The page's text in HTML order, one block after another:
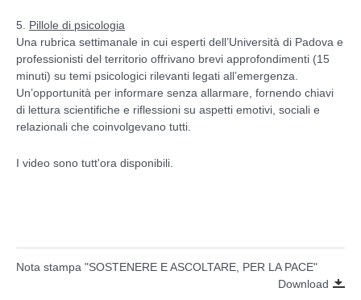
5. Pillole di psicologia
Una rubrica settimanale in cui esperti dell’Università di Padova e
professionisti del territorio offrivano brevi approfondimenti (15
minuti) su temi psicologici rilevanti legati all’emergenza.
Un’opportunità per informare senza allarmare, fornendo chiavi
di lettura scientifiche e riflessioni su aspetti emotivi, sociali e
relazionali che coinvolgevano tutti.
I video sono tutt'ora disponibili.
Nota stampa "SOSTENERE E ASCOLTARE, PER LA PACE"
Download